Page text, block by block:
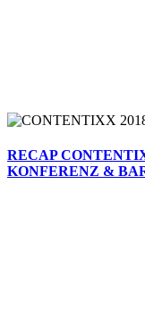
RECAP
KONFERENZ &